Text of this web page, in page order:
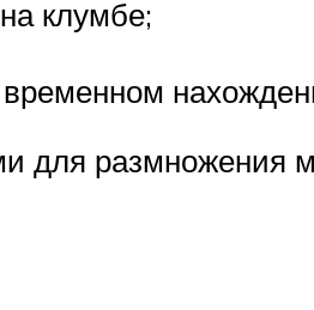
клумбе;
размножения